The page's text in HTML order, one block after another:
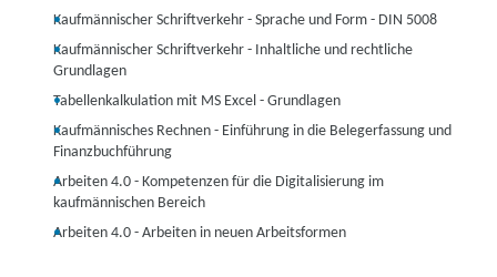
Kaufmännischer Schriftverkehr - Sprache und Form - DIN 5008
Kaufmännischer Schriftverkehr - Inhaltliche und rechtliche
Grundlagen
Tabellenkalkulation mit MS Excel - Grundlagen
Kaufmännisches Rechnen - Einführung in die Belegerfassung und
Finanzbuchführung
Arbeiten 4.0 - Kompetenzen für die Digitalisierung im
kaufmännischen Bereich
Arbeiten 4.0 - Arbeiten in neuen Arbeitsformen